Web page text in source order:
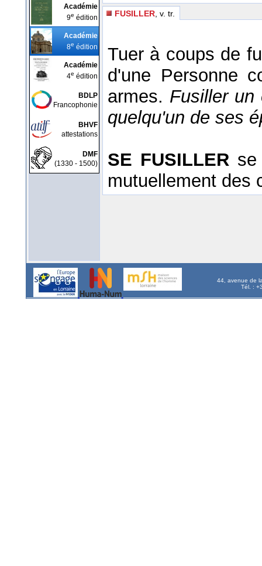
Académie
9e édition
Académie
8e édition
Académie
4e édition
BDLP
Francophonie
BHVF
attestations
DMF
(1330 - 1500)
FUSILLER , v. tr.
Tuer à coups de
d'une Personne
armes. Fusiller
quelqu'un de ses
SE FUSILLER
mutuellement des
44, avenue de
Tél. :